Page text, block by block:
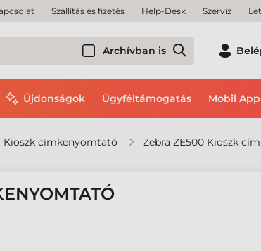
Szállítás és fizetés Help-Desk Szerviz
Archívban is
Újdonságok Ügyféltámogatás Mobil App
Kioszk címkenyomtató Zebra ZE500 Kioszk